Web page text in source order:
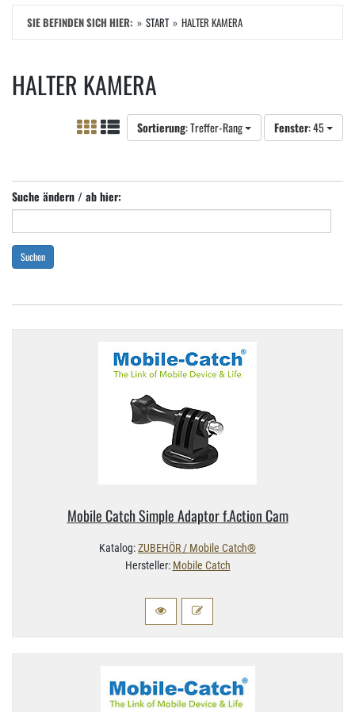
SIE BEFINDEN SICH HIER: START HALTER KAMERA
HALTER KAMERA
Sortierung: Treffer-Rang Fenster: 45
Suche ändern / ab hier:
Suchen
Mobile Catch Simple Adaptor f.​Action Cam
Katalog:ZUBEHÖR / Mobile Catch®
Hersteller: Mobile Catch